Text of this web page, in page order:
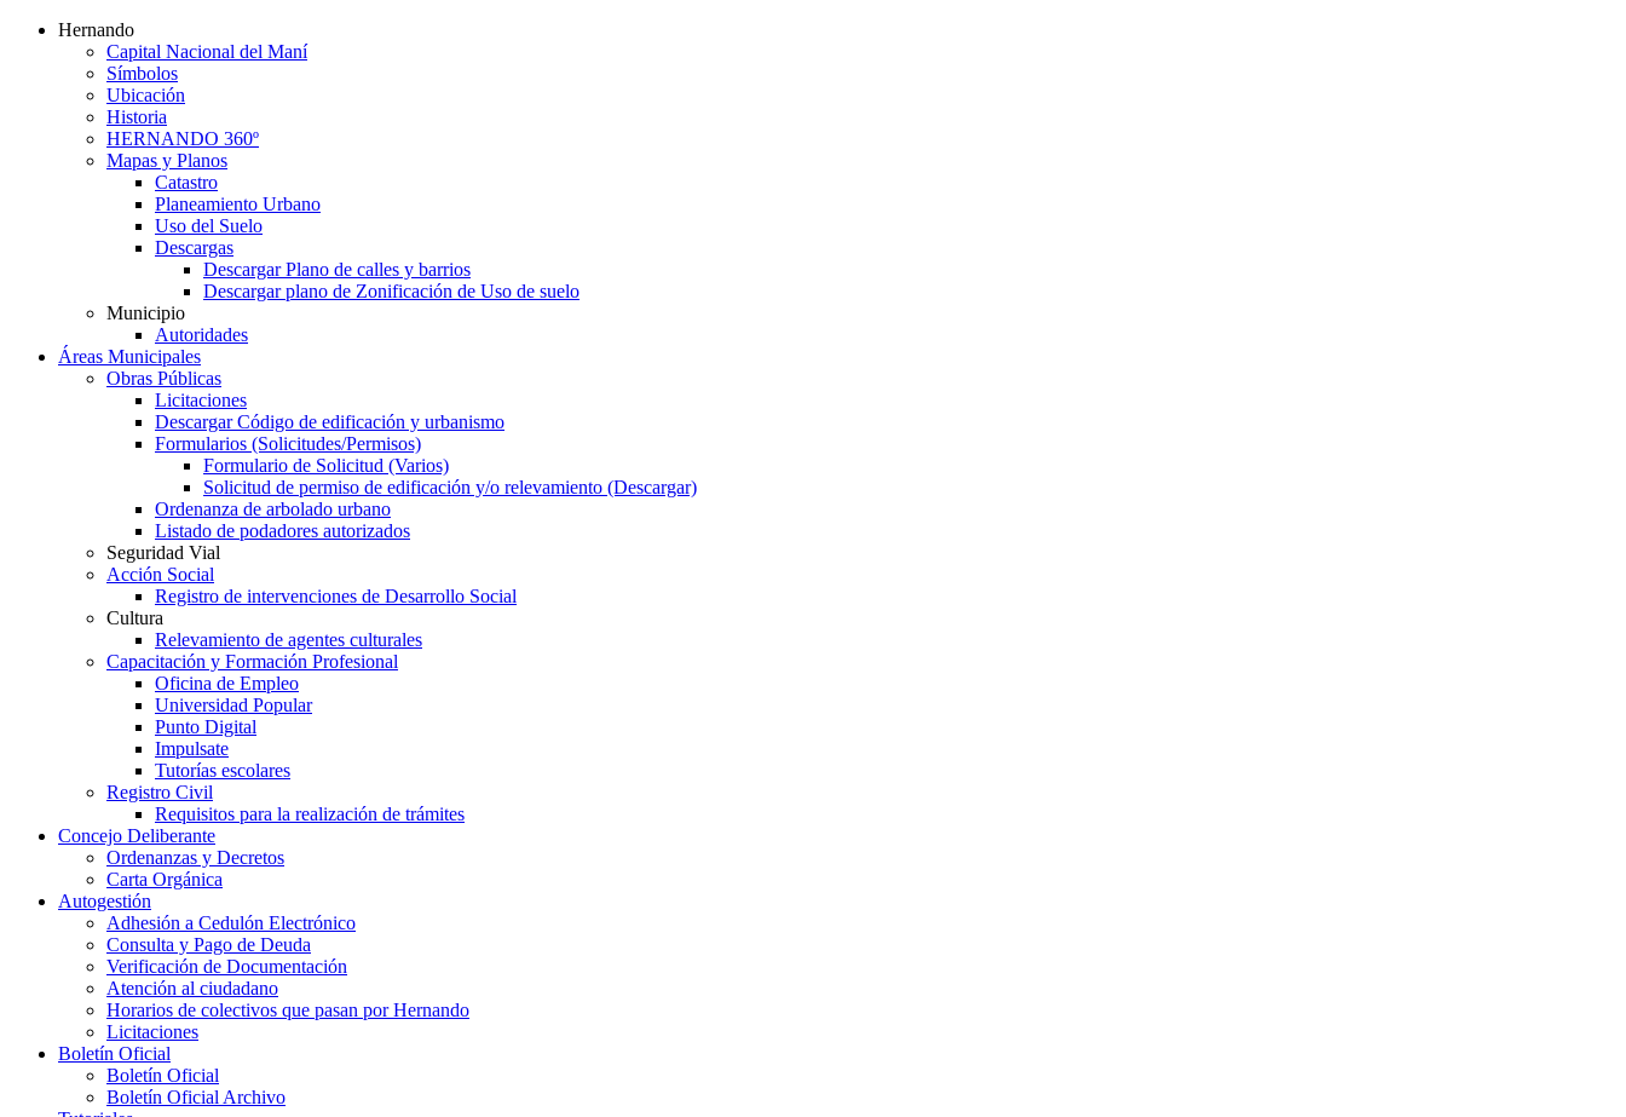
Hernando
Capital Nacional del Maní
Símbolos
Ubicación
Historia
HERNANDO 360º
Mapas y Planos
Catastro
Planeamiento Urbano
Uso del Suelo
Descargas
Descargar Plano de calles y barrios
Descargar plano de Zonificación de Uso de suelo
Municipio
Autoridades
Áreas Municipales
Obras Públicas
Licitaciones
Descargar Código de edificación y urbanismo
Formularios (Solicitudes/Permisos)
Formulario de Solicitud (Varios)
Solicitud de permiso de edificación y/o relevamiento (Descargar)
Ordenanza de arbolado urbano
Listado de podadores autorizados
Seguridad Vial
Acción Social
Registro de intervenciones de Desarrollo Social
Cultura
Relevamiento de agentes culturales
Capacitación y Formación Profesional
Oficina de Empleo
Universidad Popular
Punto Digital
Impulsate
Tutorías escolares
Registro Civil
Requisitos para la realización de trámites
Concejo Deliberante
Ordenanzas y Decretos
Carta Orgánica
Autogestión
Adhesión a Cedulón Electrónico
Consulta y Pago de Deuda
Verificación de Documentación
Atención al ciudadano
Horarios de colectivos que pasan por Hernando
Licitaciones
Boletín Oficial
Boletín Oficial
Boletín Oficial Archivo